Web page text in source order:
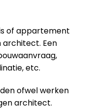
of appartement
architect. Een
etc.
ofwel werken
architect.